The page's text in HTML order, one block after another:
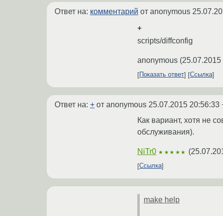
Ответ на: комментарий от anonymous
+
scripts/diffconfig
anonymous (
Показать ответ Ссылка
Ответ на: + от anonymous 25.07.2015 20:56:33
Как вариант, хотя не
обслуживания).
NiTr0 ★★★★★ (
Ссылка
make help